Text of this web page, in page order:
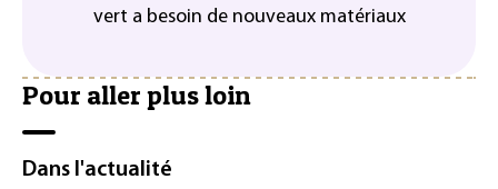
vert a besoin de nouveaux matériaux
Pour aller plus loin
Dans l'actualité